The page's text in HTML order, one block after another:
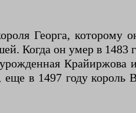
Георга, которому
Когда он умер в
Крайиржова
в 1497 году король